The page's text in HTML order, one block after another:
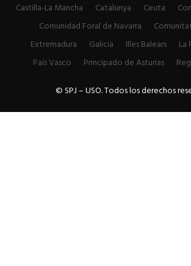
Castilla-La Mancha
Catalunya Ceuta
Comunidad Foral de Navarra
Extremadura
Galicia Illes Balears La
País Vasco
Principado de Asturias
© SPJ – USO. Todos los derechos